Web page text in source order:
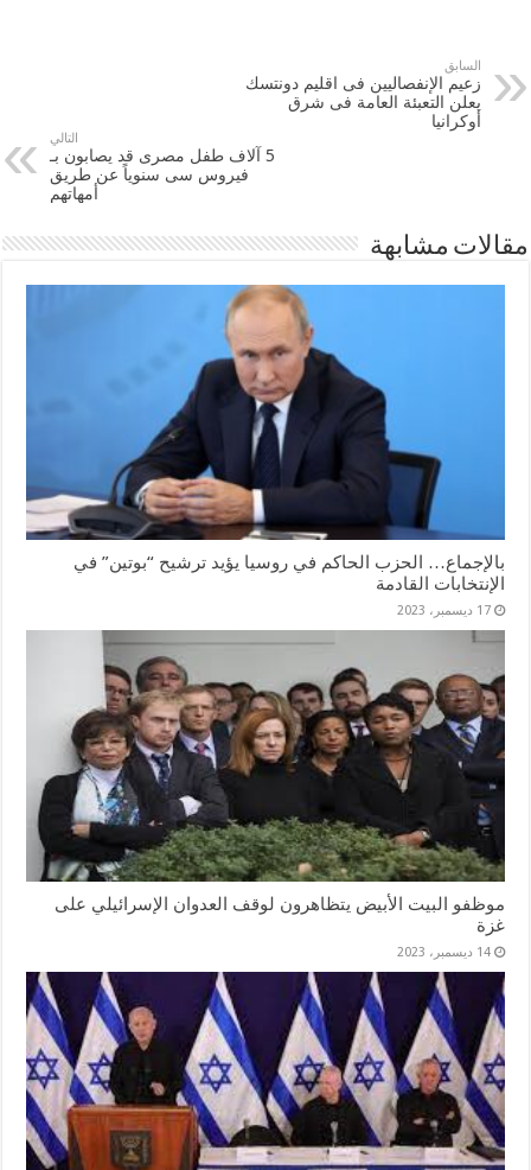
السابق
زعيم الإنفصاليين فى اقليم دونتسك
يعلن التعبئة العامة فى شرق
أوكرانيا
التالي
5 آلاف طفل مصرى قد يصابون بـ
‫‏فيروس سى‬ سنوياً عن طريق
أمهاتهم
مقالات مشابهة
بالإجماع… الحزب الحاكم في روسيا يؤيد ترشيح “بوتين” في
الإنتخابات القادمة
17 ديسمبر، 2023
موظفو البيت الأبيض يتظاهرون لوقف العدوان الإسرائيلي على
غزة
14 ديسمبر، 2023